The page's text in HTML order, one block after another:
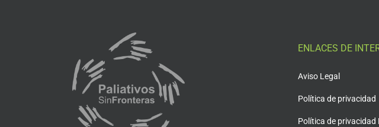
ENLACES DE
Aviso Legal
Política de privacidad
Política de privacidad